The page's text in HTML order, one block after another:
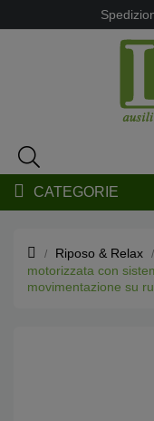
CATEGORIE
Riposo & Relax
motorizzata con
movimentazione su